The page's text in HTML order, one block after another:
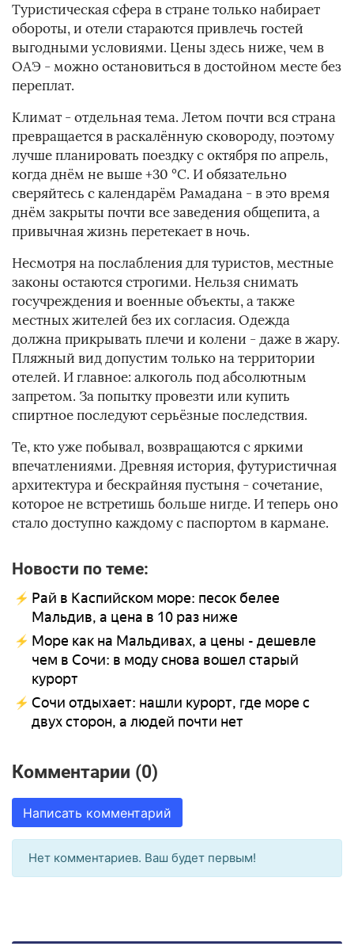
Туристическая сфера в стране только набирает
обороты, и отели стараются привлечь гостей
выгодными условиями. Цены здесь ниже, чем в
ОАЭ - можно остановиться в достойном месте без
переплат.
Климат - отдельная тема. Летом почти вся страна
превращается в раскалённую сковороду, поэтому
лучше планировать поездку с октября по апрель,
когда днём не выше +30 °C. И обязательно
сверяйтесь с календарём Рамадана - в это время
днём закрыты почти все заведения общепита, а
привычная жизнь перетекает в ночь.
Несмотря на послабления для туристов, местные
законы остаются строгими. Нельзя снимать
госучреждения и военные объекты, а также
местных жителей без их согласия. Одежда
должна прикрывать плечи и колени - даже в жару.
Пляжный вид допустим только на территории
отелей. И главное: алкоголь под абсолютным
запретом. За попытку провезти или купить
спиртное последуют серьёзные последствия.
Те, кто уже побывал, возвращаются с яркими
впечатлениями. Древняя история, футуристичная
архитектура и бескрайняя пустыня - сочетание,
которое не встретишь больше нигде. И теперь оно
стало доступно каждому с паспортом в кармане.
Новости по теме:
Рай в Каспийском море: песок белее
Мальдив, а цена в 10 раз ниже
Море как на Мальдивах, а цены - дешевле
чем в Сочи: в моду снова вошел старый
курорт
Сочи отдыхает: нашли курорт, где море с
двух сторон, а людей почти нет
Комментарии (0)
Написать комментарий
Нет комментариев. Ваш будет первым!